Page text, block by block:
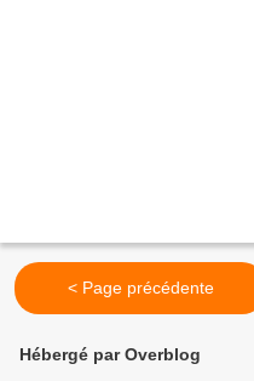
< Page précédente
Hébergé par Overblog